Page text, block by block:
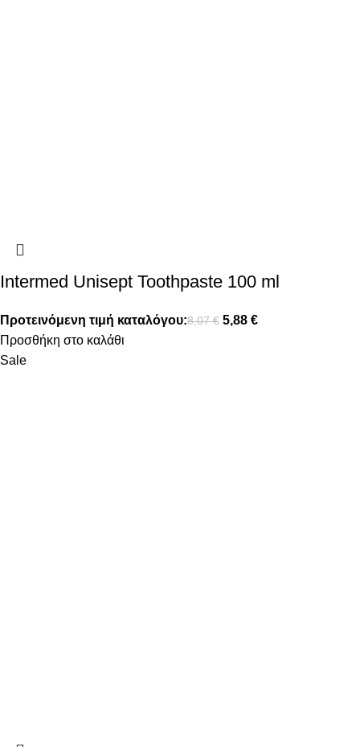
Intermed Unisept Toothpaste 100 ml
Προτεινόμενη τιμή καταλόγου:8,07€ 5,88 €
Προσθήκη στο καλάθι
Sale